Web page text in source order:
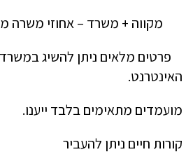
מקווה + משרד – אחוזי משרה
פרטים מלאים ניתן להשיג
האינטרנט.
מועמדים מתאימים בלבד ייענו.
קורות חיים ניתן להעביר